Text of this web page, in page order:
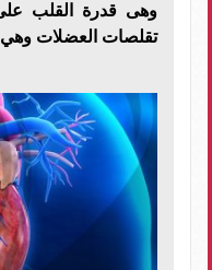
وهى قدرة القلب على
تقلصات العضلات وهي